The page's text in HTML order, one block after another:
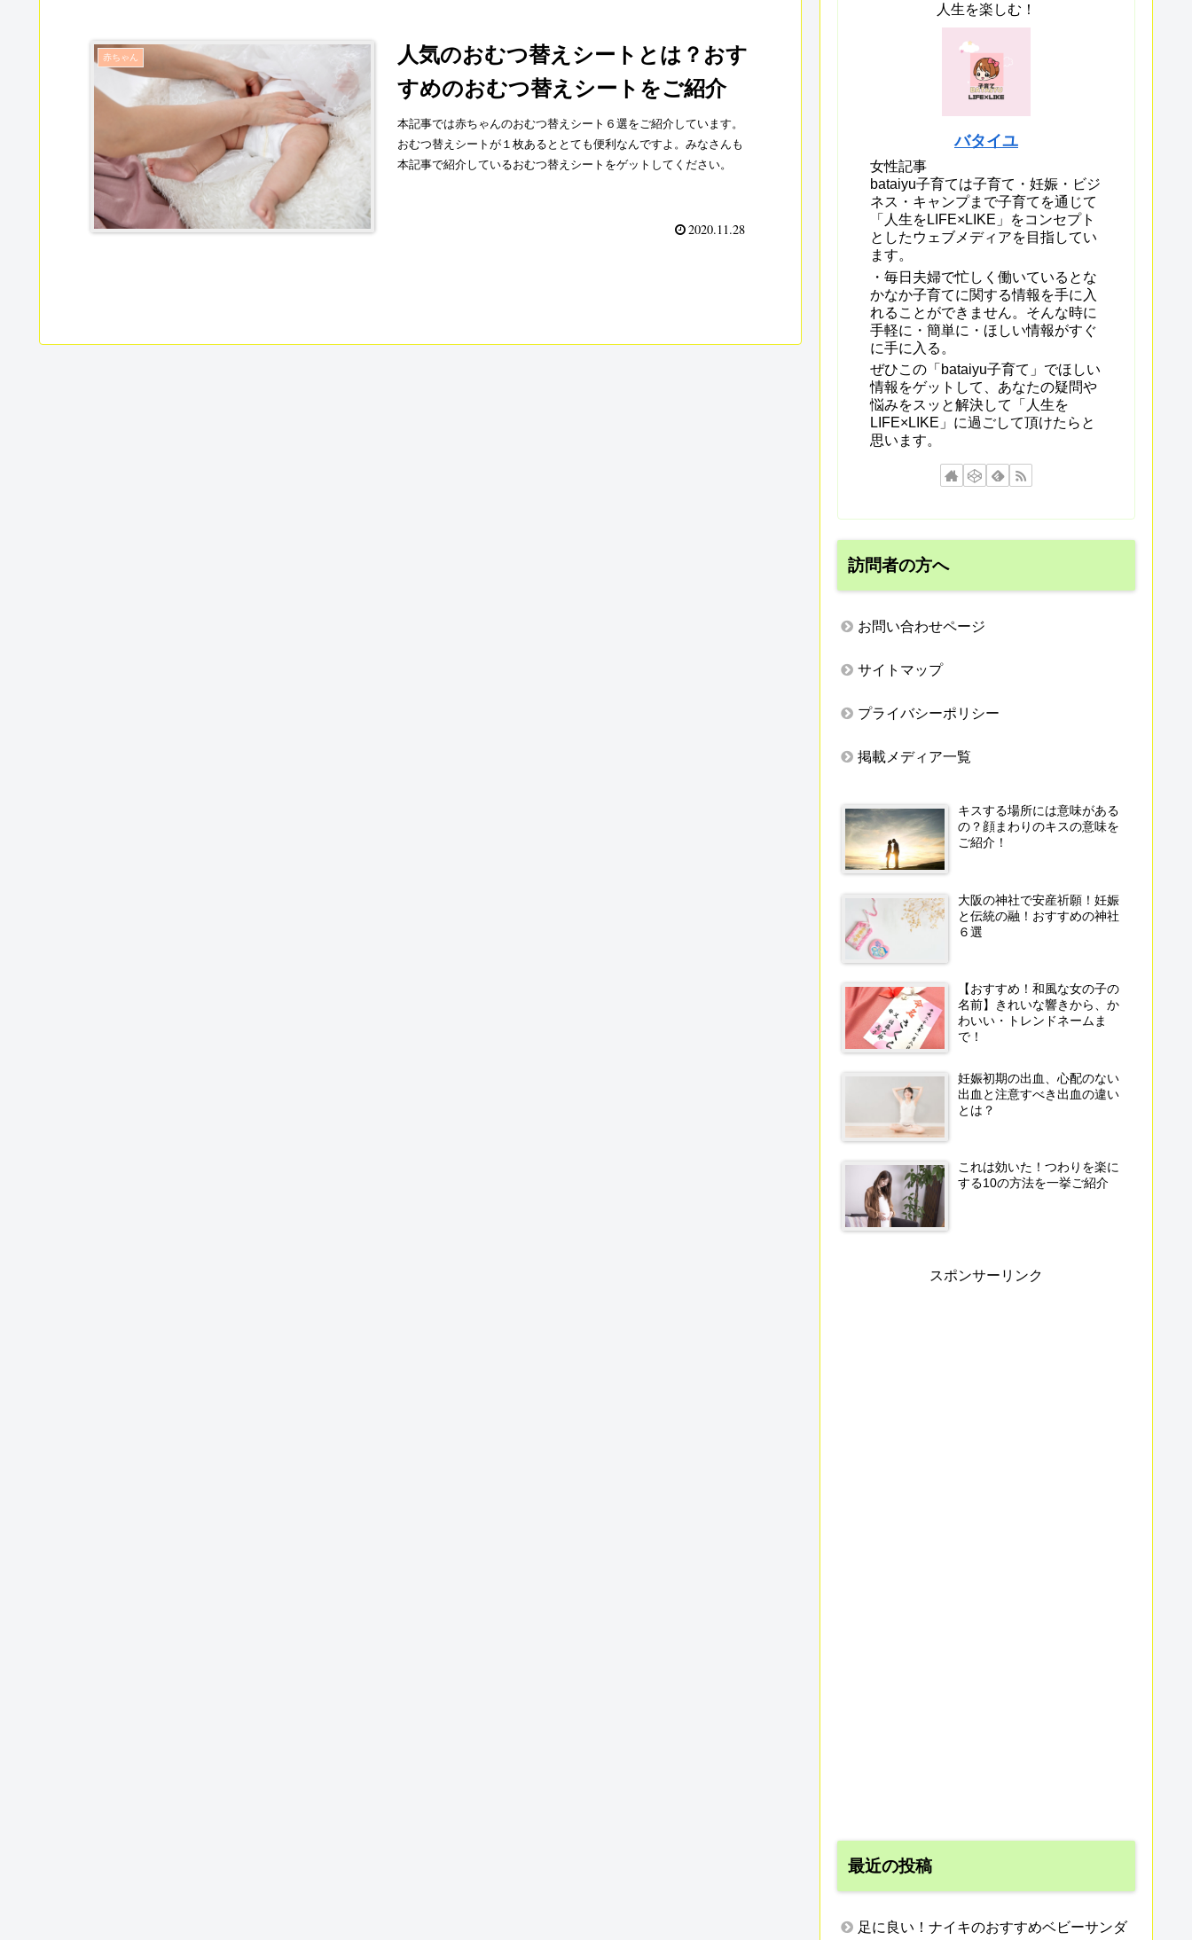
赤ちゃん
人気のおむつ替えシートとは？おす
すめのおむつ替えシートをご紹介
本記事では赤ちゃんのおむつ替えシート６選をご紹介しています。
おむつ替えシートが１枚あるととても便利なんですよ。みなさんも
本記事で紹介しているおむつ替えシートをゲットしてください。
2020.11.28
人生を楽しむ！
バタイユ
女性記事
bataiyu子育ては子育て・妊娠・ビジ
ネス・キャンプまで子育てを通じて
「人生をLIFE×LIKE」をコンセプト
としたウェブメディアを目指してい
ます。
・毎日夫婦で忙しく働いているとな
かなか子育てに関する情報を手に入
れることができません。そんな時に
手軽に・簡単に・ほしい情報がすぐ
に手に入る。
ぜひこの「bataiyu子育て」でほしい
情報をゲットして、あなたの疑問や
悩みをスッと解決して「人生を
LIFE×LIKE」に過ごして頂けたらと
思います。
訪問者の方へ
お問い合わせページ
サイトマップ
プライバシーポリシー
掲載メディア一覧
キスする場所には意味がある
の？顔まわりのキスの意味を
ご紹介！
大阪の神社で安産祈願！妊娠
と伝統の融！おすすめの神社
６選
【おすすめ！和風な女の子の
名前】きれいな響きから、か
わいい・トレンドネームま
で！
妊娠初期の出血、心配のない
出血と注意すべき出血の違い
とは？
これは効いた！つわりを楽に
する10の方法を一挙ご紹介
スポンサーリンク
最近の投稿
足に良い！ナイキのおすすめベビーサンダ